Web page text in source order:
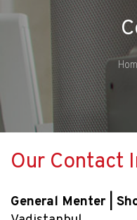
Our Contact
General Menter |